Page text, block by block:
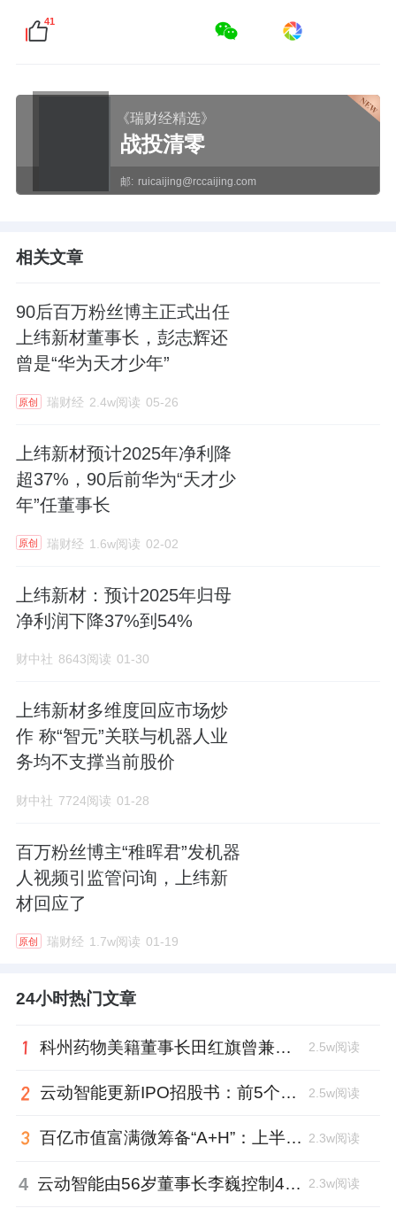
41
《瑞财经精选》
战投清零
邮: ruicaijing@rccaijing.com
相关文章
90后百万粉丝博主正式出任
上纬新材董事长，彭志辉还
曾是“华为天才少年”
原创 瑞财经 2.4w阅读 05-26
上纬新材预计2025年净利降
超37%，90后前华为“天才少
年”任董事长
原创 瑞财经 1.6w阅读 02-02
上纬新材：预计2025年归母
净利润下降37%到54%
财中社 8643阅读 01-30
上纬新材多维度回应市场炒
作 称“智元”关联与机器人业
务均不支撑当前股价
财中社 7724阅读 01-28
百万粉丝博主“稚晖君”发机器
人视频引监管问询，上纬新
材回应了
原创 瑞财经 1.7w阅读 01-19
24小时热门文章
科州药物美籍董事长田红旗曾兼职放射所，被问询核心技术是否清晰 2.5w阅读
云动智能更新IPO招股书：前5个月扭亏为盈，董事长李巍去年降薪近两成 2.5w阅读
百亿市值富满微筹备“A+H”：上半年净利大增353%，99年董秘、01年证代上位 2.3w阅读
4 云动智能由56岁董事长李巍控制48%投票权，曾任国家级创新中心首席科学家 2.3w阅读